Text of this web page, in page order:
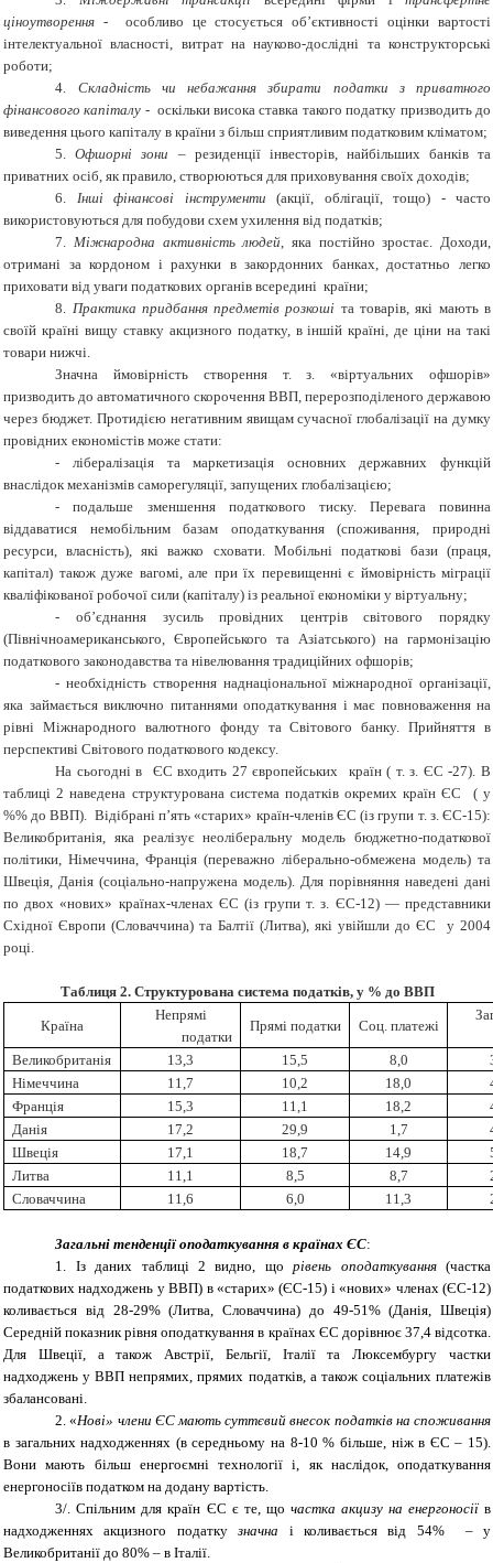
ціноутворення -
особливо це стосується об’єктивності оцінки вартості
інтелектуальної власності, витрат на науково-дослідні та конструкторські
роботи;
4. Складність чи небажання збирати податки з приватного
фінансового капіталу - оскільки висока ставка такого податку призводить до
виведення цього капіталу в країни з більш сприятливим податковим кліматом;
5.Офшорні зони – резиденції інвесторів, найбільших банків та
приватних осіб, як правило, створюються для приховування своїх доходів;
6. Інші фінансові інструменти (акції, облігації, тощо) - часто
використовуються для побудови схем ухилення від податків;
7. Міжнародна активність людей, яка постійно зростає. Доходи,
отримані за кордоном і рахунки в закордонних банках, достатньо легко
приховати від уваги податкових органів всередині країни;
8. Практика придбання предметів розкоші та товарів, які мають в
своїй країні вищу ставку акцизного податку, в іншій країні, де ціни на такі
товари нижчі.
Значна ймовірність створення т. з. «віртуальних офшорів»
призводить до автоматичного скорочення ВВП, перерозподіленого державою
через бюджет. Протидією негативним явищам сучасної глобалізації на думку
провідних економістів може стати:
-
лібералізація та маркетизація основних державних функцій
внаслідок механізмів саморегуляції, запущених глобалізацією;
-
подальше зменшення податкового тиску. Перевага повинна
віддаватися немобільним базам оподаткування (споживання, природні
ресурси, власність), які важко сховати. Мобільні податкові бази (праця,
капітал) також дуже вагомі, але при їх перевищенні є ймовірність міграції
кваліфікованої робочої сили (капіталу) із реальної економіки у віртуальну;
-
об’єднання зусиль провідних центрів світового порядку
(Північноамериканського, Європейського та Азіатського) на гармонізацію
податкового законодавства та нівелювання традиційних офшорів;
- необхідність створення наднаціональної міжнародної організації,
яка займається виключно питаннями оподаткування і має повноваження на
рівні Міжнародного валютного фонду та Світового банку. Прийняття в
перспективі Світового податкового кодексу.
На сьогодні в ЄС входить 27 європейських країн ( т. з. ЄС -27). В
таблиці 2 наведена структурована система податків окремих країн ЄС ( у
%% до ВВП). Відібрані п’ять «старих» країн-членів ЄС (із групи т. з. ЄС-15):
Великобританія, яка реалізує неоліберальну модель бюджетно-податкової
політики, Німеччина, Франція (переважно ліберально-обмежена модель) та
Швеція, Данія (соціально-напружена модель). Для порівняння наведені дані
по двох «нових» країнах-членах ЄС (із групи т. з. ЄС-12) ― представники
Східної Європи (Словаччина) та Балтії (Литва), які увійшли до ЄС у 2004
році.
Таблиця 2. Структурована система податків, у % до ВВП
Країна
Непрямі
податки
Прямі податки Соц. платежі
Великобританія 13,3 15,5 8,0
Німеччина
11,7 10,2 18,0
Франція
15,3 11,1 18,2
Данія
17,2 29,9 1,7
Швеція
17,1 18,7 14,9
Литва
11,1 8,5 8,7
Словаччина
11,6 6,0 11,3
Загальні тенденції оподаткування в країнах ЄС:
1. Із даних таблиці 2 видно, щорівень оподаткування(частка
податкових надходжень у ВВП) в «старих» (ЄС-15) і «нових» членах (ЄС-12)
коливається від 28-29% (Литва, Словаччина) до 49-51% (Данія, Швеція)
Середній показник рівня оподаткування в країнах ЄС дорівнює 37,4 відсотка.
Для Швеції, а також Австрії, Бельгії, Італії та Люксембургу частки
надходжень у ВВП непрямих, прямих податків, а також соціальних платежів
збалансовані.
2. «Нові» члени ЄС мають суттєвий внесок податків на споживання
в загальних надходженнях (в середньому на 8-10 % більше, ніж в ЄС – 15).
Вони мають більш енергоємні технології і, як наслідок, оподаткування
енергоносіїв податком на додану вартість.
3/. Спільним для країн ЄС є те, що частка акцизу на енергоносіїв
надходженнях акцизного податкузначна і коливається від 54% – у
Великобританії до 80% – в Італії.